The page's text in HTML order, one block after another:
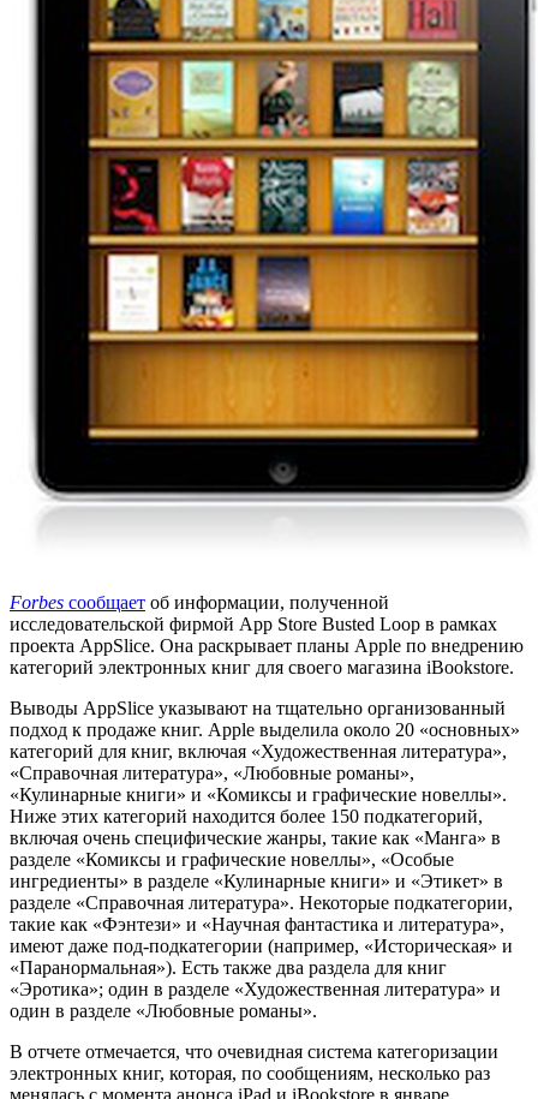
Forbes сообщает об информации, полученной
исследовательской фирмой App Store Busted Loop в рамках
проекта AppSlice. Она раскрывает планы Apple по внедрению
категорий электронных книг для своего магазина iBookstore.
Выводы AppSlice указывают на тщательно организованный
подход к продаже книг. Apple выделила около 20 «основных»
категорий для книг, включая «Художественная литература»,
«Справочная литература», «Любовные романы»,
«Кулинарные книги» и «Комиксы и графические новеллы».
Ниже этих категорий находится более 150 подкатегорий,
включая очень специфические жанры, такие как «Манга» в
разделе «Комиксы и графические новеллы», «Особые
ингредиенты» в разделе «Кулинарные книги» и «Этикет» в
разделе «Справочная литература». Некоторые подкатегории,
такие как «Фэнтези» и «Научная фантастика и литература»,
имеют даже под-подкатегории (например, «Историческая» и
«Паранормальная»). Есть также два раздела для книг
«Эротика»; один в разделе «Художественная литература» и
один в разделе «Любовные романы».
В отчете отмечается, что очевидная система категоризации
электронных книг, которая, по сообщениям, несколько раз
менялась с момента анонса iPad и iBookstore в январе,